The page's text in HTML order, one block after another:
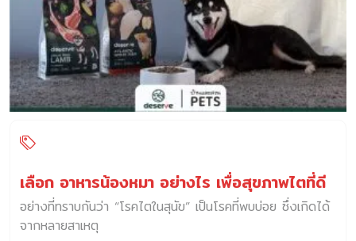
เลือก อาหารน้องหมา อย่างไร เพื่อสุขภาพไตที่ดี
อย่างที่ทราบกันว่า “โรคไตในสุนัข” เป็นโรคที่พบบ่อย ซึ่งเกิดได้
จากหลายสาเหตุ